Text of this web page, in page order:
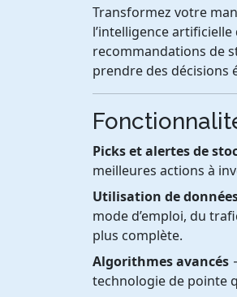
Transformez votre
l’intelligence
recommandations de
prendre des décisions
Picks et alertes de
meilleures actions à
Utilisation de
mode d’emploi, du
plus complète.
Algorithmes avancés
technologie de pointe